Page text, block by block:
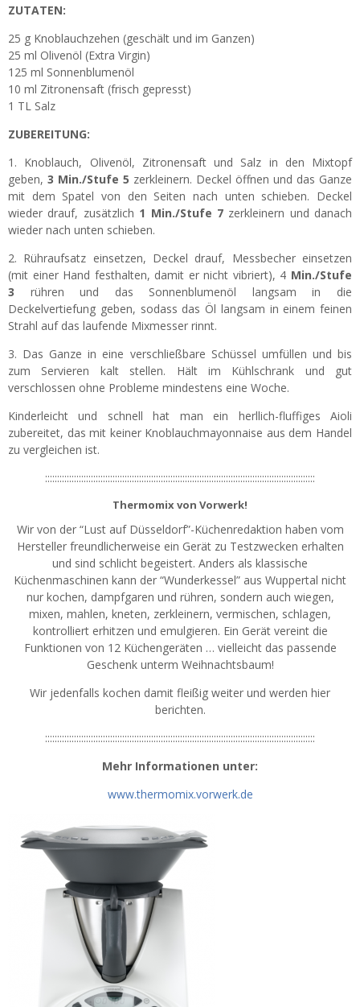
ZUTATEN:
25 g Knoblauchzehen (geschält und im Ganzen)
25 ml Olivenöl (Extra Virgin)
125 ml Sonnenblumenöl
10 ml Zitronensaft (frisch gepresst)
1 TL Salz
ZUBEREITUNG:
1. Knoblauch, Olivenöl, Zitronensaft und Salz in den Mixtopf
geben, 3 Min./Stufe 5 zerkleinern. Deckel öffnen und das Ganze
mit dem Spatel von den Seiten nach unten schieben. Deckel
wieder drauf, zusätzlich 1 Min./Stufe 7zerkleinern und danach
wieder nach unten schieben.
2. Rühraufsatz einsetzen, Deckel drauf, Messbecher einsetzen
(mit einer Hand festhalten, damit er nicht vibriert), 4 Min./Stufe
3 rühren und das Sonnenblumenöl langsam in die
Deckelvertiefung geben, sodass das Öl langsam in einem feinen
Strahl auf das laufende Mixmesser rinnt.
3. Das Ganze in eine verschließbare Schüssel umfüllen und bis
zum Servieren kalt stellen. Hält im Kühlschrank und gut
verschlossen ohne Probleme mindestens eine Woche.
Kinderleicht und schnell hat man ein herllich-fluffiges Aioli
zubereitet, das mit keiner Knoblauchmayonnaise aus dem Handel
zu vergleichen ist.
::::::::::::::::::::::::::::::::::::::::::::::::::::::::::::::::::::::::::::::::::::::::::::::::::::::::::::::::
Thermomix von Vorwerk!
Wir von der “Lust auf Düsseldorf”-Küchenredaktion haben vom
Hersteller freundlicherweise ein Gerät zu Testzwecken erhalten
und sind schlicht begeistert. Anders als klassische
Küchenmaschinen kann der “Wunderkessel” aus Wuppertal nicht
nur kochen, dampfgaren und rühren, sondern auch wiegen,
mixen, mahlen, kneten, zerkleinern, vermischen, schlagen,
kontrolliert erhitzen und emulgieren. Ein Gerät vereint die
Funktionen von 12 Küchengeräten … vielleicht das passende
Geschenk unterm Weihnachtsbaum!
Wir jedenfalls kochen damit fleißig weiter und werden hier
berichten.
::::::::::::::::::::::::::::::::::::::::::::::::::::::::::::::::::::::::::::::::::::::::::::::::::::::::::::::::
Mehr Informationen unter:
www.thermomix.vorwerk.de